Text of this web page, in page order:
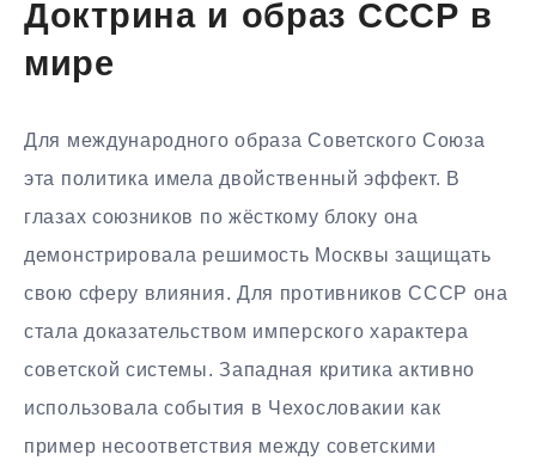
Доктрина и образ СССР в
мире
Для международного образа Советского Союза
эта политика имела двойственный эффект. В
глазах союзников по жёсткому блоку она
демонстрировала решимость Москвы защищать
свою сферу влияния. Для противников СССР она
стала доказательством имперского характера
советской системы. Западная критика активно
использовала события в Чехословакии как
пример несоответствия между советскими